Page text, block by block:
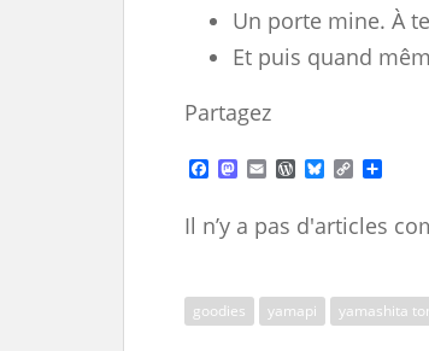
Un porte mine. À
Et puis quand
Partagez
e
b
k
M
t
n
E
i
W
d
s
s
B
e
C
y
k
r
Il n’y a pas d'articles
goodies yamapi yamashita